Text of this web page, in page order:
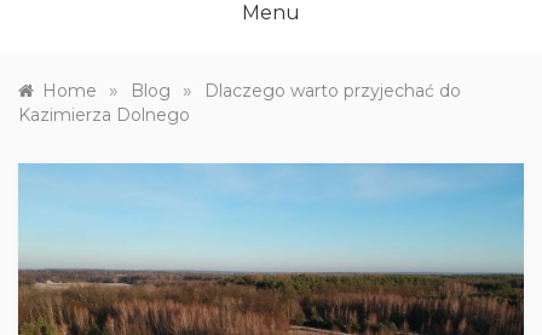
Menu
Home » Blog »
Dlaczego warto przyjechać do
Kazimierza Dolnego